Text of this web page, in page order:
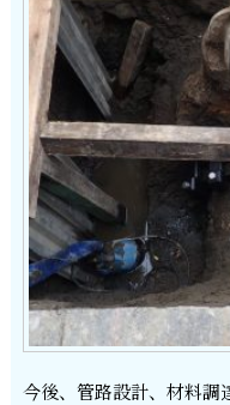
今後、管路設計、材料調